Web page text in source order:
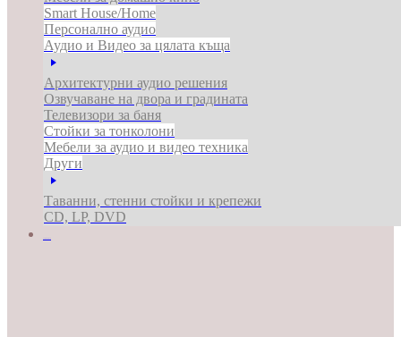
Smart House/Home
Персонално аудио
Аудио и Видео за цялата къща
Архитектурни аудио решения
Озвучаване на двора и градината
Телевизори за баня
Стойки за тонколони
Мебели за аудио и видео техника
Други
Таванни, стенни стойки и крепежи
CD, LP, DVD